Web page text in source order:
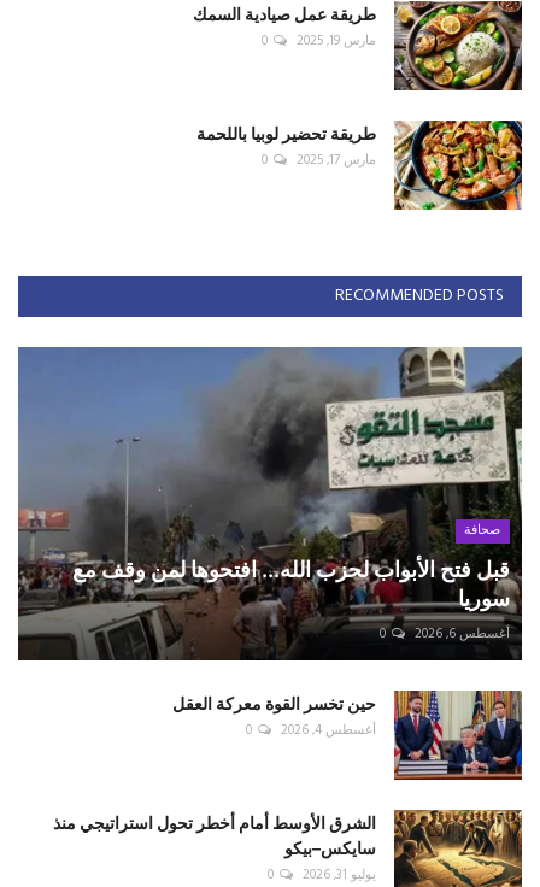
طريقة عمل صيادية السمك
مارس 19, 2025 0
طريقة تحضير لوبيا باللحمة
مارس 17, 2025 0
RECOMMENDED POSTS
صحافة
قبل فتح الأبواب لحزب الله... افتحوها لمن وقف مع
سوريا
أغسطس 6, 2026 0
حين تخسر القوة معركة العقل
أغسطس 4, 2026 0
الشرق الأوسط أمام أخطر تحول استراتيجي منذ
سايكس–بيكو
يوليو 31, 2026 0